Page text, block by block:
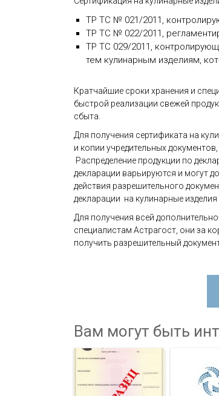
ТР ТС № 021/2011,
ТР ТС № 022/2011,
ТР ТС 029/2011,
тем кулинарным изделиям,
Кратчайшие сроки хранения и
быстрой реализации свежей
сбыта.
Для получения сертификата на
и копии учредительных
Распределение продукции по
декларации варьируются и могут
действия разрешительного
декларации на кулинарные
Для получения всей
специалистам Астрагост, они за
получить разрешительный
Вам могут быть